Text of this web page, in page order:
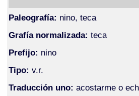
Paleografía: nino, teca
Grafía normalizada: teca
Prefijo: nino
Tipo: v.r.
Traducción uno: acostarme o